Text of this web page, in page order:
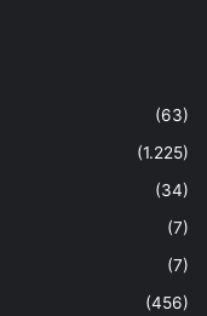
(63)
(1.225)
(34)
(7)
(7)
(456)